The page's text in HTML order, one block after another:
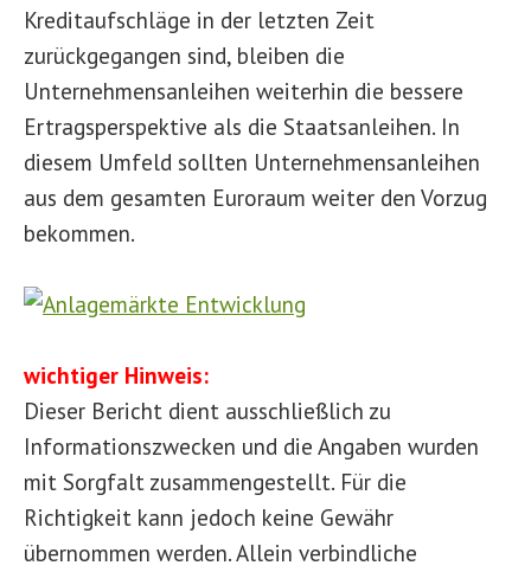
Kreditaufschläge in der letzten Zeit
zurückgegangen sind, bleiben die
Unternehmensanleihen weiterhin die bessere
Ertragsperspektive als die Staatsanleihen. In
diesem Umfeld sollten Unternehmensanleihen
aus dem gesamten Euroraum weiter den Vorzug
bekommen.
wichtiger Hinweis:
Dieser Bericht dient ausschließlich zu
Informationszwecken und die Angaben wurden
mit Sorgfalt zusammengestellt. Für die
Richtigkeit kann jedoch keine Gewähr
übernommen werden. Allein verbindliche